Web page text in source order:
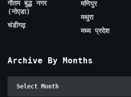
गौतम बुद्ध नगर
(नोएडा)
चंडीगढ़
मणिपुर
मथुरा
मध्य प्रदेश
Archive By Months